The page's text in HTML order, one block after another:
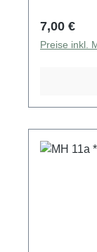
Regulärer
7,00 €
Preise inkl.